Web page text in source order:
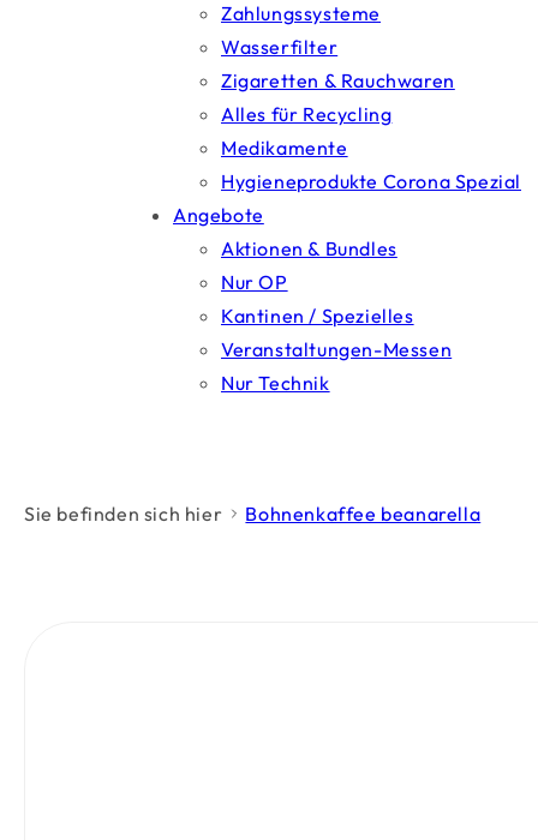
Zahlungssysteme
Wasserfilter
Zigaretten & Rauchwaren
Alles für Recycling
Medikamente
Hygieneprodukte Corona Spezial
Angebote
Aktionen & Bundles
Nur OP
Kantinen / Spezielles
Veranstaltungen-Messen
Nur Technik
Sie befinden sich hier Bohnenkaffee beanarella